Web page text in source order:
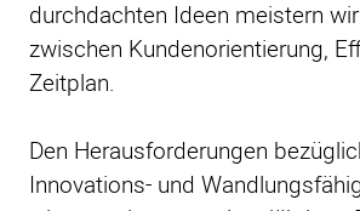
durchdachten Ideen meistern
zwischen Kundenorientierung,
Zeitplan.
Den Herausforderungen
Innovations- und